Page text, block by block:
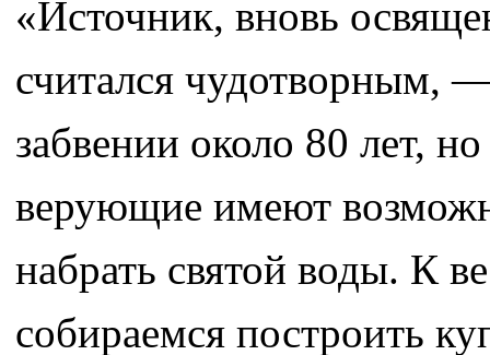
«Источник, вновь
считался чудотворным,
забвении около 80 лет,
верующие имеют
набрать святой воды. К
собираемся построить